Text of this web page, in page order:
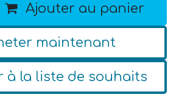
Ajouter au panier
maintenant
à la liste de souhaits